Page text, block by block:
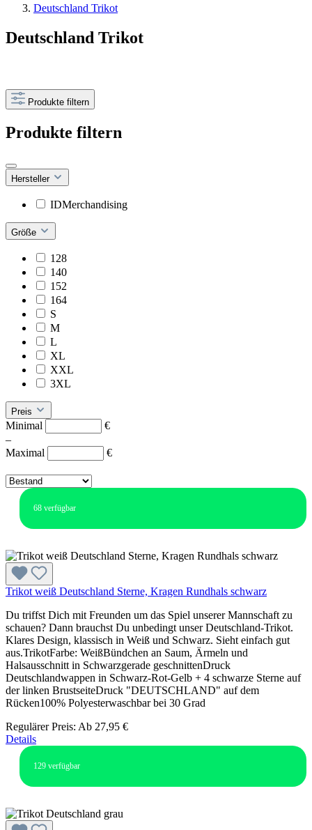
Deutschland Trikot
Deutschland Trikot
Produkte filtern
Produkte filtern
Hersteller
IDMerchandising
Größe
128
140
152
164
S
M
L
XL
XXL
3XL
Preis
Minimal
€
–
Maximal
€
68 verfügbar
Trikot weiß Deutschland Sterne, Kragen Rundhals schwarz
Du triffst Dich mit Freunden um das Spiel unserer Mannschaft zu
schauen? Dann brauchst Du unbedingt unser Deutschland-Trikot.
Klares Design, klassisch in Weiß und Schwarz. Sieht einfach gut
aus.TrikotFarbe: WeißBündchen an Saum, Ärmeln und
Halsausschnitt in Schwarzgerade geschnittenDruck
Deutschlandwappen in Schwarz-Rot-Gelb + 4 schwarze Sterne auf
der linken BrustseiteDruck "DEUTSCHLAND" auf dem
Rücken100% Polyesterwaschbar bei 30 Grad
Regulärer Preis: Ab 27,95 €
Details
129 verfügbar